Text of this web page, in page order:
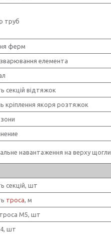
труб
ферм
елемента
секцій відтяжок
кріплення якоря розтяжок
зони
навантаження на верху щогли
секцій, шт
троса, м
М5, шт
шт